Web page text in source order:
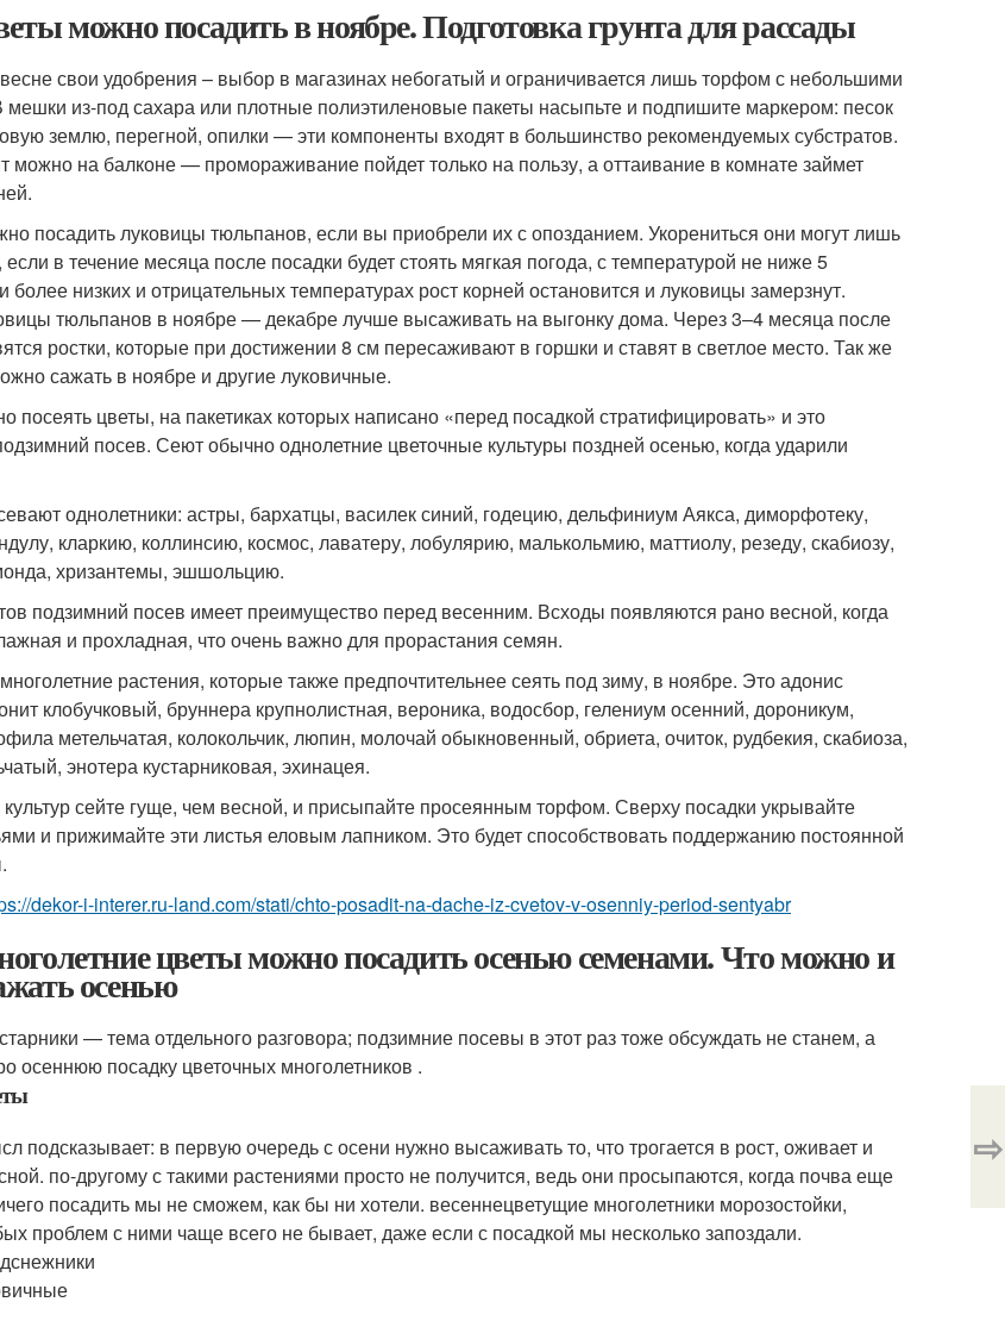
можно посадить в ноябре. Подготовка грунта для рассады
весне свои удобрения – выбор в магазинах небогатый и ограничивается лишь торфом с небольшими
из-под сахара или плотные полиэтиленовые пакеты насыпьте и подпишите маркером: песок
землю, перегной, опилки — эти компоненты входят в большинство рекомендуемых субстратов.
можно на балконе — промораживание пойдет только на пользу, а оттаивание в комнате займет
посадить луковицы тюльпанов, если вы приобрели их с опозданием. Укорениться они могут лишь
если в течение месяца после посадки будет стоять мягкая погода, с температурой не ниже 5
более низких и отрицательных температурах рост корней остановится и луковицы замерзнут.
тюльпанов в ноябре — декабре лучше высаживать на выгонку дома. Через 3–4 месяца после
ростки, которые при достижении 8 см пересаживают в горшки и ставят в светлое место. Так же
сажать в ноябре и другие луковичные.
посеять цветы, на пакетиках которых написано «перед посадкой стратифицировать» и это
посев. Сеют обычно однолетние цветочные культуры поздней осенью, когда ударили
однолетники: астры, бархатцы, василек синий, годецию, дельфиниум Аякса, диморфотеку,
кларкию, коллинсию, космос, лаватеру, лобулярию, малькольмию, маттиолу, резеду, скабиозу,
хризантемы, эшшольцию.
подзимний посев имеет преимущество перед весенним. Всходы появляются рано весной, когда
и прохладная, что очень важно для прорастания семян.
растения, которые также предпочтительнее сеять под зиму, в ноябре. Это адонис
клобучковый, бруннера крупнолистная, вероника, водосбор, гелениум осенний, дороникум,
метельчатая, колокольчик, люпин, молочай обыкновенный, обриета, очиток, рудбекия, скабиоза,
энотера кустарниковая, эхинацея.
сейте гуще, чем весной, и присыпайте просеянным торфом. Сверху посадки укрывайте
и прижимайте эти листья еловым лапником. Это будет способствовать поддержанию постоянной
dekor-i-interer.ru-land.com/stati/chto-posadit-na-dache-iz-cvetov-v-osenniy-period-sentyabr
цветы можно посадить осенью семенами. Что можно и
осенью
— тема отдельного разговора; подзимние посевы в этот раз тоже обсуждать не станем, а
осеннюю посадку цветочных многолетников .
подсказывает: в первую очередь с осени нужно высаживать то, что трогается в рост, оживает и
по-другому с такими растениями просто не получится, ведь они просыпаются, когда почва еще
посадить мы не сможем, как бы ни хотели. весеннецветущие многолетники морозостойки,
проблем с ними чаще всего не бывает, даже если с посадкой мы несколько запоздали.
⇨